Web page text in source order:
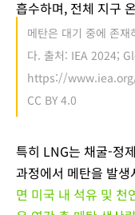
메탄은 대기 중에 존
다. 출처: IEA 2024;
https://
CC BY 4.0
특히 LNG는 채굴-정
과정에서 메탄을 발생
면 미국 내 석유 및 천